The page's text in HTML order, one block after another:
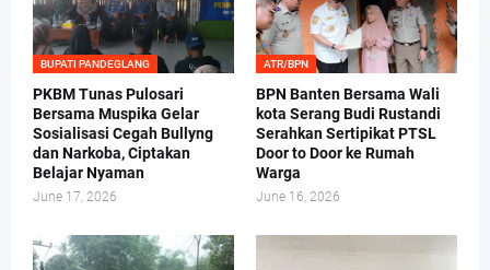
BUPATI PANDEGLANG
PKBM Tunas Pulosari
Bersama Muspika Gelar
Sosialisasi Cegah Bullyng
dan Narkoba, Ciptakan
Belajar Nyaman
June 17, 2026
ATR/BPN
BPN Banten Bersama Wali
kota Serang Budi Rustandi
Serahkan Sertipikat PTSL
Door to Door ke Rumah
Warga
June 16, 2026